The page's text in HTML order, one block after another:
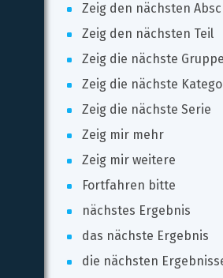
Zeig den nächsten
Zeig den nächsten Teil
Zeig die nächste Gruppe
Zeig die nächste
Zeig die nächste Serie
Zeig mir mehr
Zeig mir weitere
Fortfahren bitte
nächstes Ergebnis
das nächste Ergebnis
die nächsten